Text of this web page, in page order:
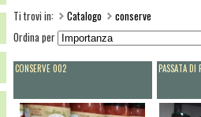
Ti trovi in: Catalogo
conserve
Ordina per
CONSERVE 002 PASSATA DI